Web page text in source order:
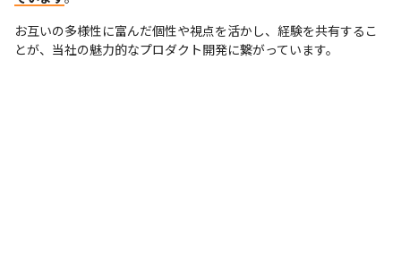
お互いの多様性に富んだ個性や視点を活かし、経験を共有するこ
とが、当社の魅力的なプロダクト開発に繋がっています。